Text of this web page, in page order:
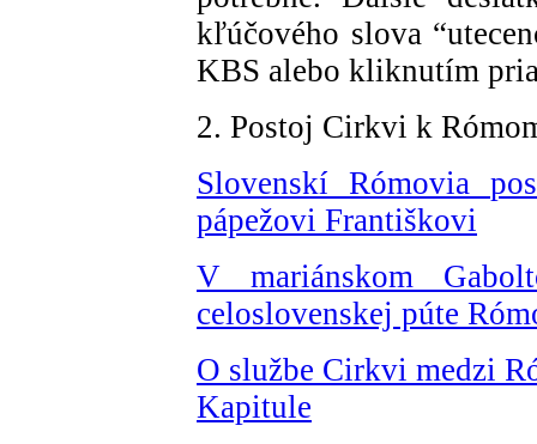
kľúčového slova
KBS alebo kliknutím
2. Postoj Cirkvi k
Slovenskí Rómovia
pápežovi Františkovi
V mariánskom
celoslovenskej púte
O službe Cirkvi medzi
Kapitule